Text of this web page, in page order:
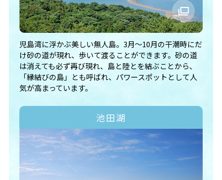
児島湾に浮かぶ美しい無人島。3月～10月の干潮時にだ
け砂の道が現れ、歩いて渡ることができます。砂の道
は消えても必ず再び現れ、島と陸とを結ぶことから、
「縁結びの島」とも呼ばれ、パワースポットとして人
気が高まっています。
池田湖